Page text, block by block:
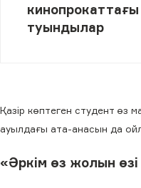
туындылар
Қазір көптеген студент өз
ауылдағы ата-анасын да
«Әркім өз жолын